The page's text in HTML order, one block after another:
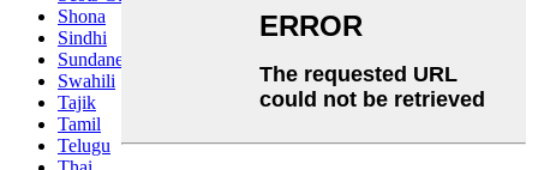
Shona
Sindhi
Sundanese
Swahili
Tajik
Tamil
Telugu